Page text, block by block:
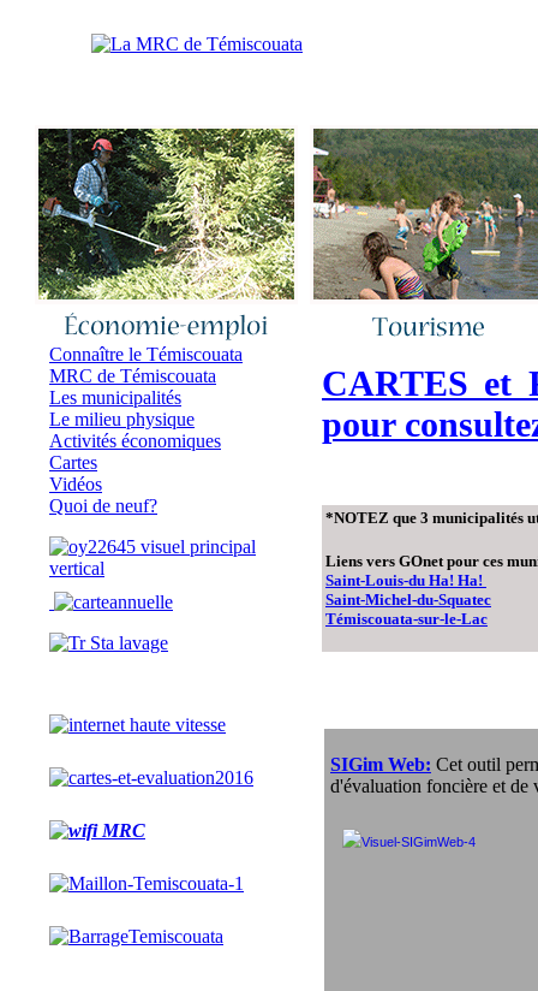
Connaître le Témiscouata
MRC de Témiscouata
Les municipalités
Le milieu physique
Activités économiques
Cartes
Vidéos
Quoi de neuf?
CARTES et
pour
*NOTEZ que 3 municipalités
Liens vers GOnet pour ces
Saint-Louis-du Ha! Ha!
Saint-Michel-du-Squatec
Témiscouata-sur-le-Lac
SIGim Web: Cet outil
d'évaluation foncière et de